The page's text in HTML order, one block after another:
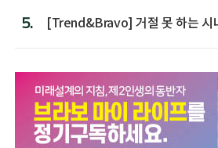
5.
[Trend&Bravo] 거절 못 하는 시